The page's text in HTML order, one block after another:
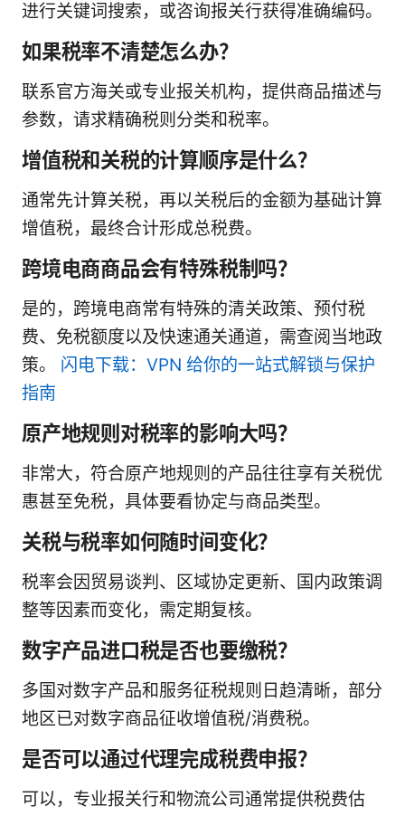
进行关键词搜索，或咨询报关行获得准确编码。
如果税率不清楚怎么办？
联系官方海关或专业报关机构，提供商品描述与
参数，请求精确税则分类和税率。
增值税和关税的计算顺序是什么？
通常先计算关税，再以关税后的金额为基础计算
增值税，最终合计形成总税费。
跨境电商商品会有特殊税制吗？
是的，跨境电商常有特殊的清关政策、预付税
费、免税额度以及快速通关通道，需查阅当地政
策。 闪电下载：VPN 给你的一站式解锁与保护
指南
原产地规则对税率的影响大吗？
非常大，符合原产地规则的产品往往享有关税优
惠甚至免税，具体要看协定与商品类型。
关税与税率如何随时间变化？
税率会因贸易谈判、区域协定更新、国内政策调
整等因素而变化，需定期复核。
数字产品进口税是否也要缴税？
多国对数字产品和服务征税规则日趋清晰，部分
地区已对数字商品征收增值税/消费税。
是否可以通过代理完成税费申报？
可以，专业报关行和物流公司通常提供税费估